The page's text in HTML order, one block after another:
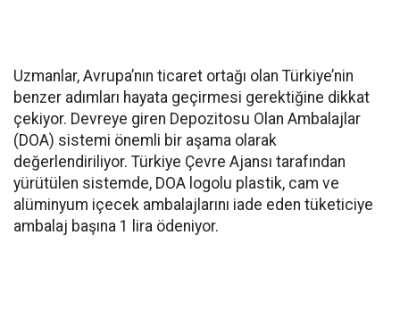
Uzmanlar, Avrupa’nın ticaret ortağı olan Türkiye’nin
benzer adımları hayata geçirmesi gerektiğine dikkat
çekiyor. Devreye giren Depozitosu Olan Ambalajlar
(DOA) sistemi önemli bir aşama olarak
değerlendiriliyor. Türkiye Çevre Ajansı tarafından
yürütülen sistemde, DOA logolu plastik, cam ve
alüminyum içecek ambalajlarını iade eden tüketiciye
ambalaj başına 1 lira ödeniyor.